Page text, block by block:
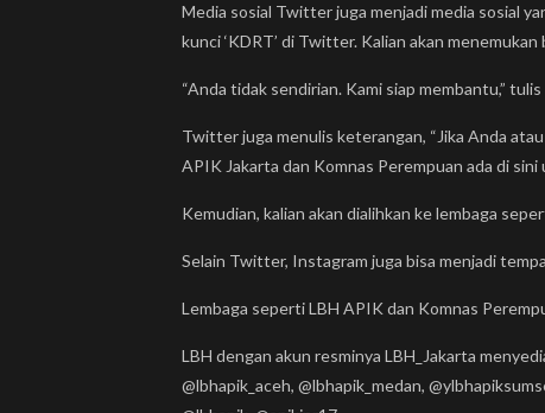
Media sosial Twitter juga menjadi media sosial
kunci ‘KDRT’ di Twitter. Kalian akan
“Anda tidak sendirian. Kami siap membantu,”
Twitter juga menulis keterangan, “Jika Anda
APIK Jakarta dan Komnas Perempuan ada di sini
Kemudian, kalian akan dialihkan ke lembaga
Selain Twitter, Instagram juga bisa menjadi
Lembaga seperti LBH APIK dan Komnas
LBH dengan akun resminya LBH_Jakarta
@lbhapik_aceh, @lbhapik_medan,